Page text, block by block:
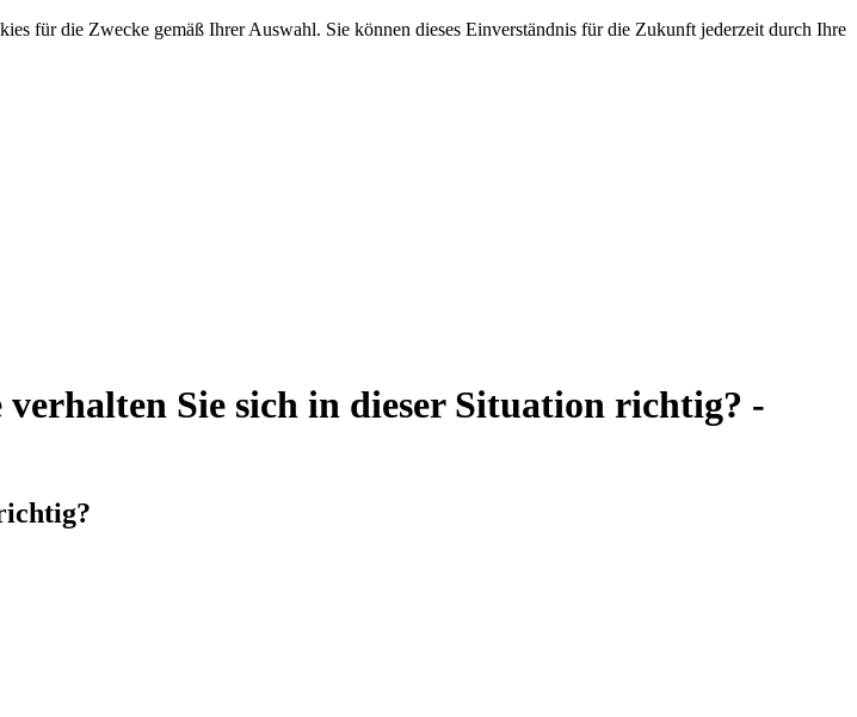
für die Zwecke gemäß Ihrer Auswahl. Sie können dieses Einverständnis für die Zukunft jederzeit durch Ihre
Sie sich in dieser Situation richtig? -